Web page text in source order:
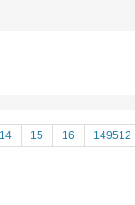
14 15 16
149512